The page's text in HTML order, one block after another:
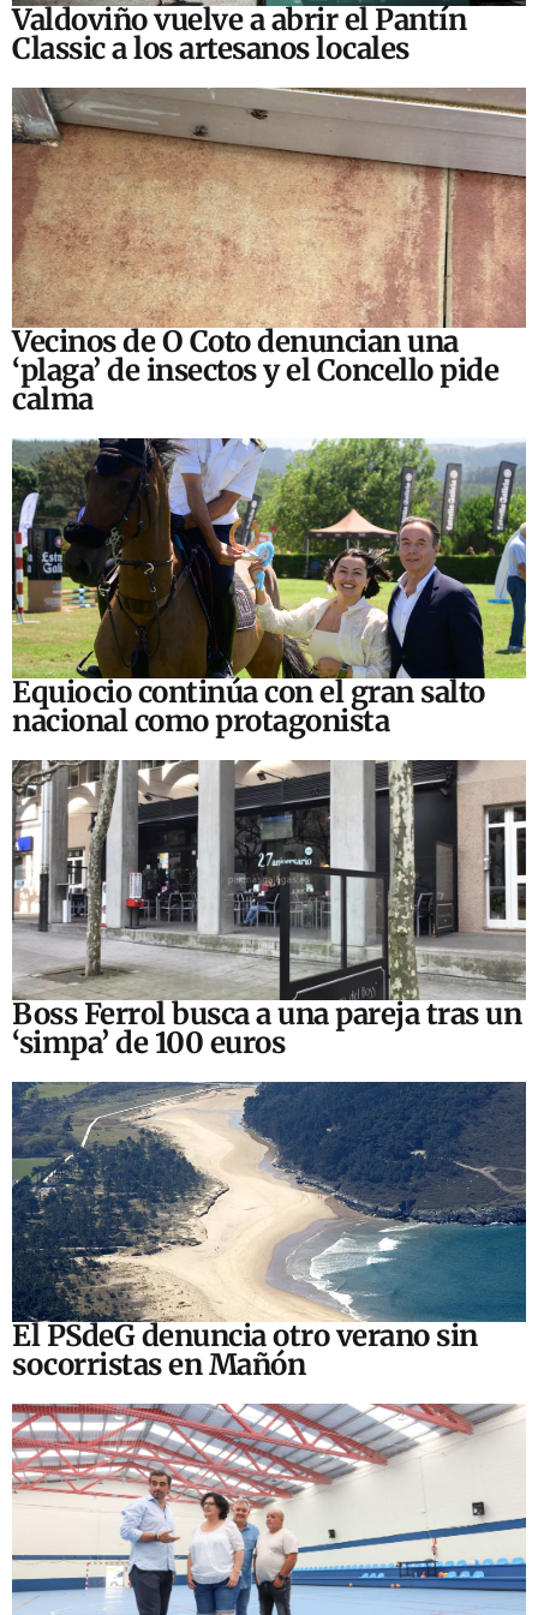
Valdoviño vuelve a abrir el Pantín
Classic a los artesanos locales
Vecinos de O Coto denuncian una
‘plaga’ de insectos y el Concello pide
calma
Equiocio continúa con el gran salto
nacional como protagonista
Boss Ferrol busca a una pareja tras un
‘simpa’ de 100 euros
El PSdeG denuncia otro verano sin
socorristas en Mañón